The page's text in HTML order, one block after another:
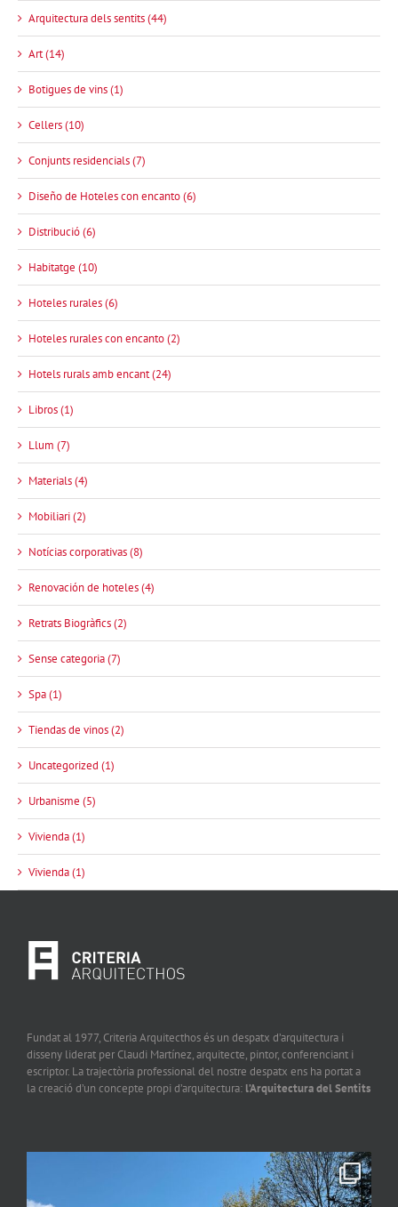
Arquitectura dels sentits (44)
Art (14)
Botigues de vins (1)
Cellers (10)
Conjunts residencials (7)
Diseño de Hoteles con encanto (6)
Distribució (6)
Habitatge (10)
Hoteles rurales (6)
Hoteles rurales con encanto (2)
Hotels rurals amb encant (24)
Libros (1)
Llum (7)
Materials (4)
Mobiliari (2)
Notícias corporativas (8)
Renovación de hoteles (4)
Retrats Biogràfics (2)
Sense categoria (7)
Spa (1)
Tiendas de vinos (2)
Uncategorized (1)
Urbanisme (5)
Vivienda (1)
Vivienda (1)
Fundat al 1977, Criteria Arquitecthos és un despatx d’arquitectura i
disseny liderat per Claudi Martínez, arquitecte, pintor, conferenciant i
escriptor. La trajectòria professional del nostre despatx ens ha portat a
la creació d’un concepte propi d’arquitectura: l’Arquitectura del Sentits